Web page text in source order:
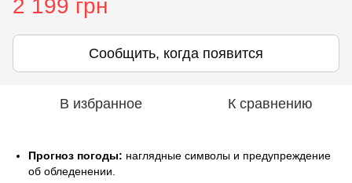
2 199 грн
Сообщить, когда появится
В избранное К сравнению
Прогноз погоды: наглядные символы и предупреждение
об обледенении.